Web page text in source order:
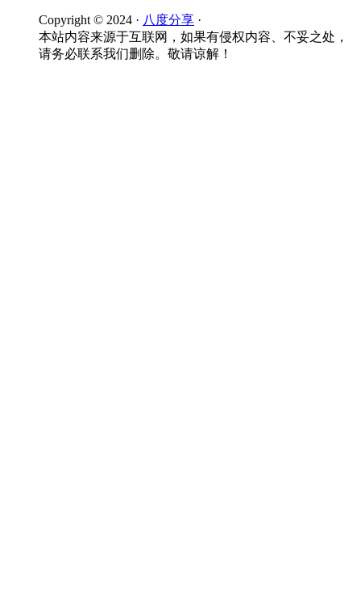
Copyright © 2024 · 八度分享 ·
本站内容来源于互联网，如果有侵权内容、不妥之处，
请务必联系我们删除。敬请谅解！